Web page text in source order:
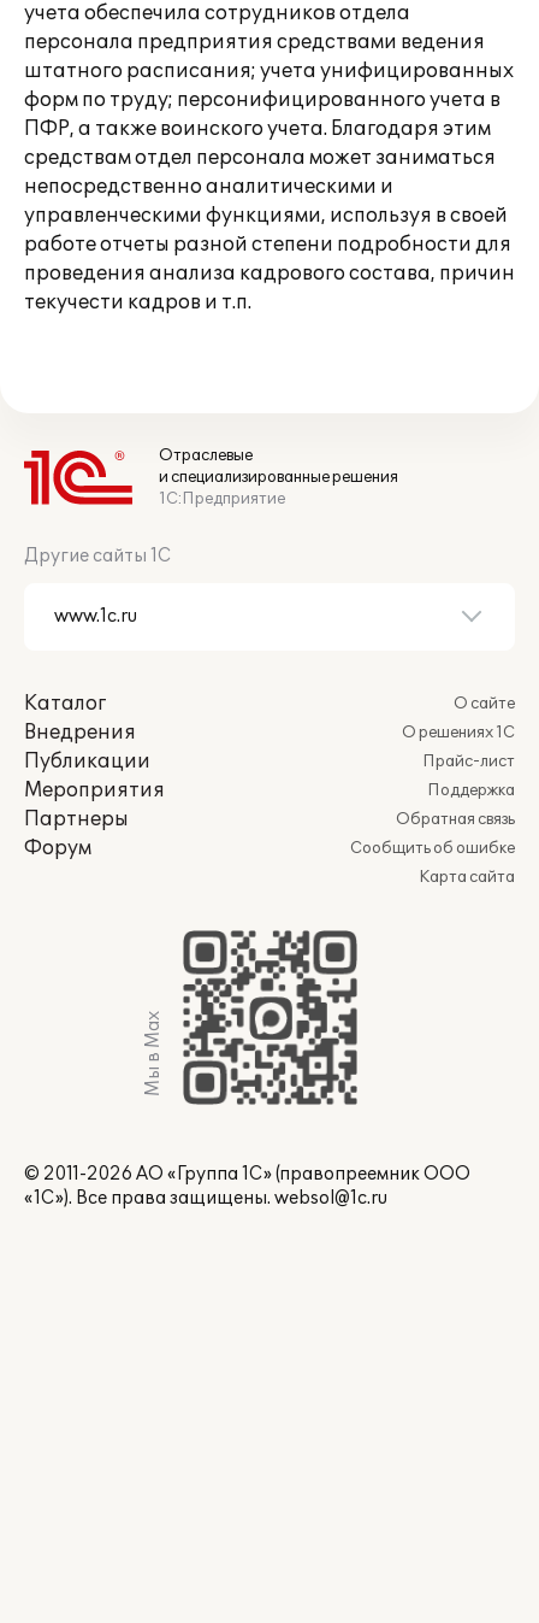
учета обеспечила сотрудников отдела
персонала предприятия средствами ведения
штатного расписания; учета унифицированных
форм по труду; персонифицированного учета в
ПФР, а также воинского учета. Благодаря этим
средствам отдел персонала может заниматься
непосредственно аналитическими и
управленческими функциями, используя в своей
работе отчеты разной степени подробности для
проведения анализа кадрового состава, причин
текучести кадров и т.п.
Отраслевые
и специализированные решения
1С:Предприятие
Другие сайты 1С
Каталог
Внедрения
Публикации
Мероприятия
Партнеры
Форум
О сайте
О решениях 1С
Прайс-лист
Поддержка
Обратная связь
Сообщить об ошибке
Карта сайта
Мы в Max
© 2011-2026 АО «Группа 1С» (правопреемник ООО
«1С»). Все права защищены. websol@1c.ru